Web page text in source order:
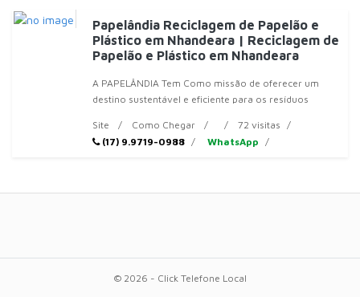
Papelândia Reciclagem de Papelão e
Plástico em Nhandeara | Reciclagem de
Papelão e Plástico em Nhandeara
A PAPELÂNDIA Tem Como missão de oferecer um
destino sustentável e eficiente para os resíduos
Site
Como Chegar
72 visitas
(17) 9.9719-0988
WhatsApp
© 2026 - Click Telefone Local